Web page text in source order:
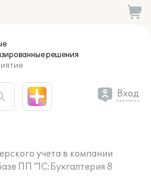
решения
Вход
учета в компании
ПП "1С:Бухгалтерия 8